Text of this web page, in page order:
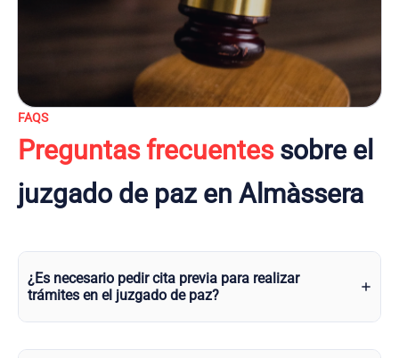
FAQS
Preguntas frecuentessobre el
juzgado de paz en Almàssera
¿Es necesario pedir cita previa para realizar
trámites en el juzgado de paz?